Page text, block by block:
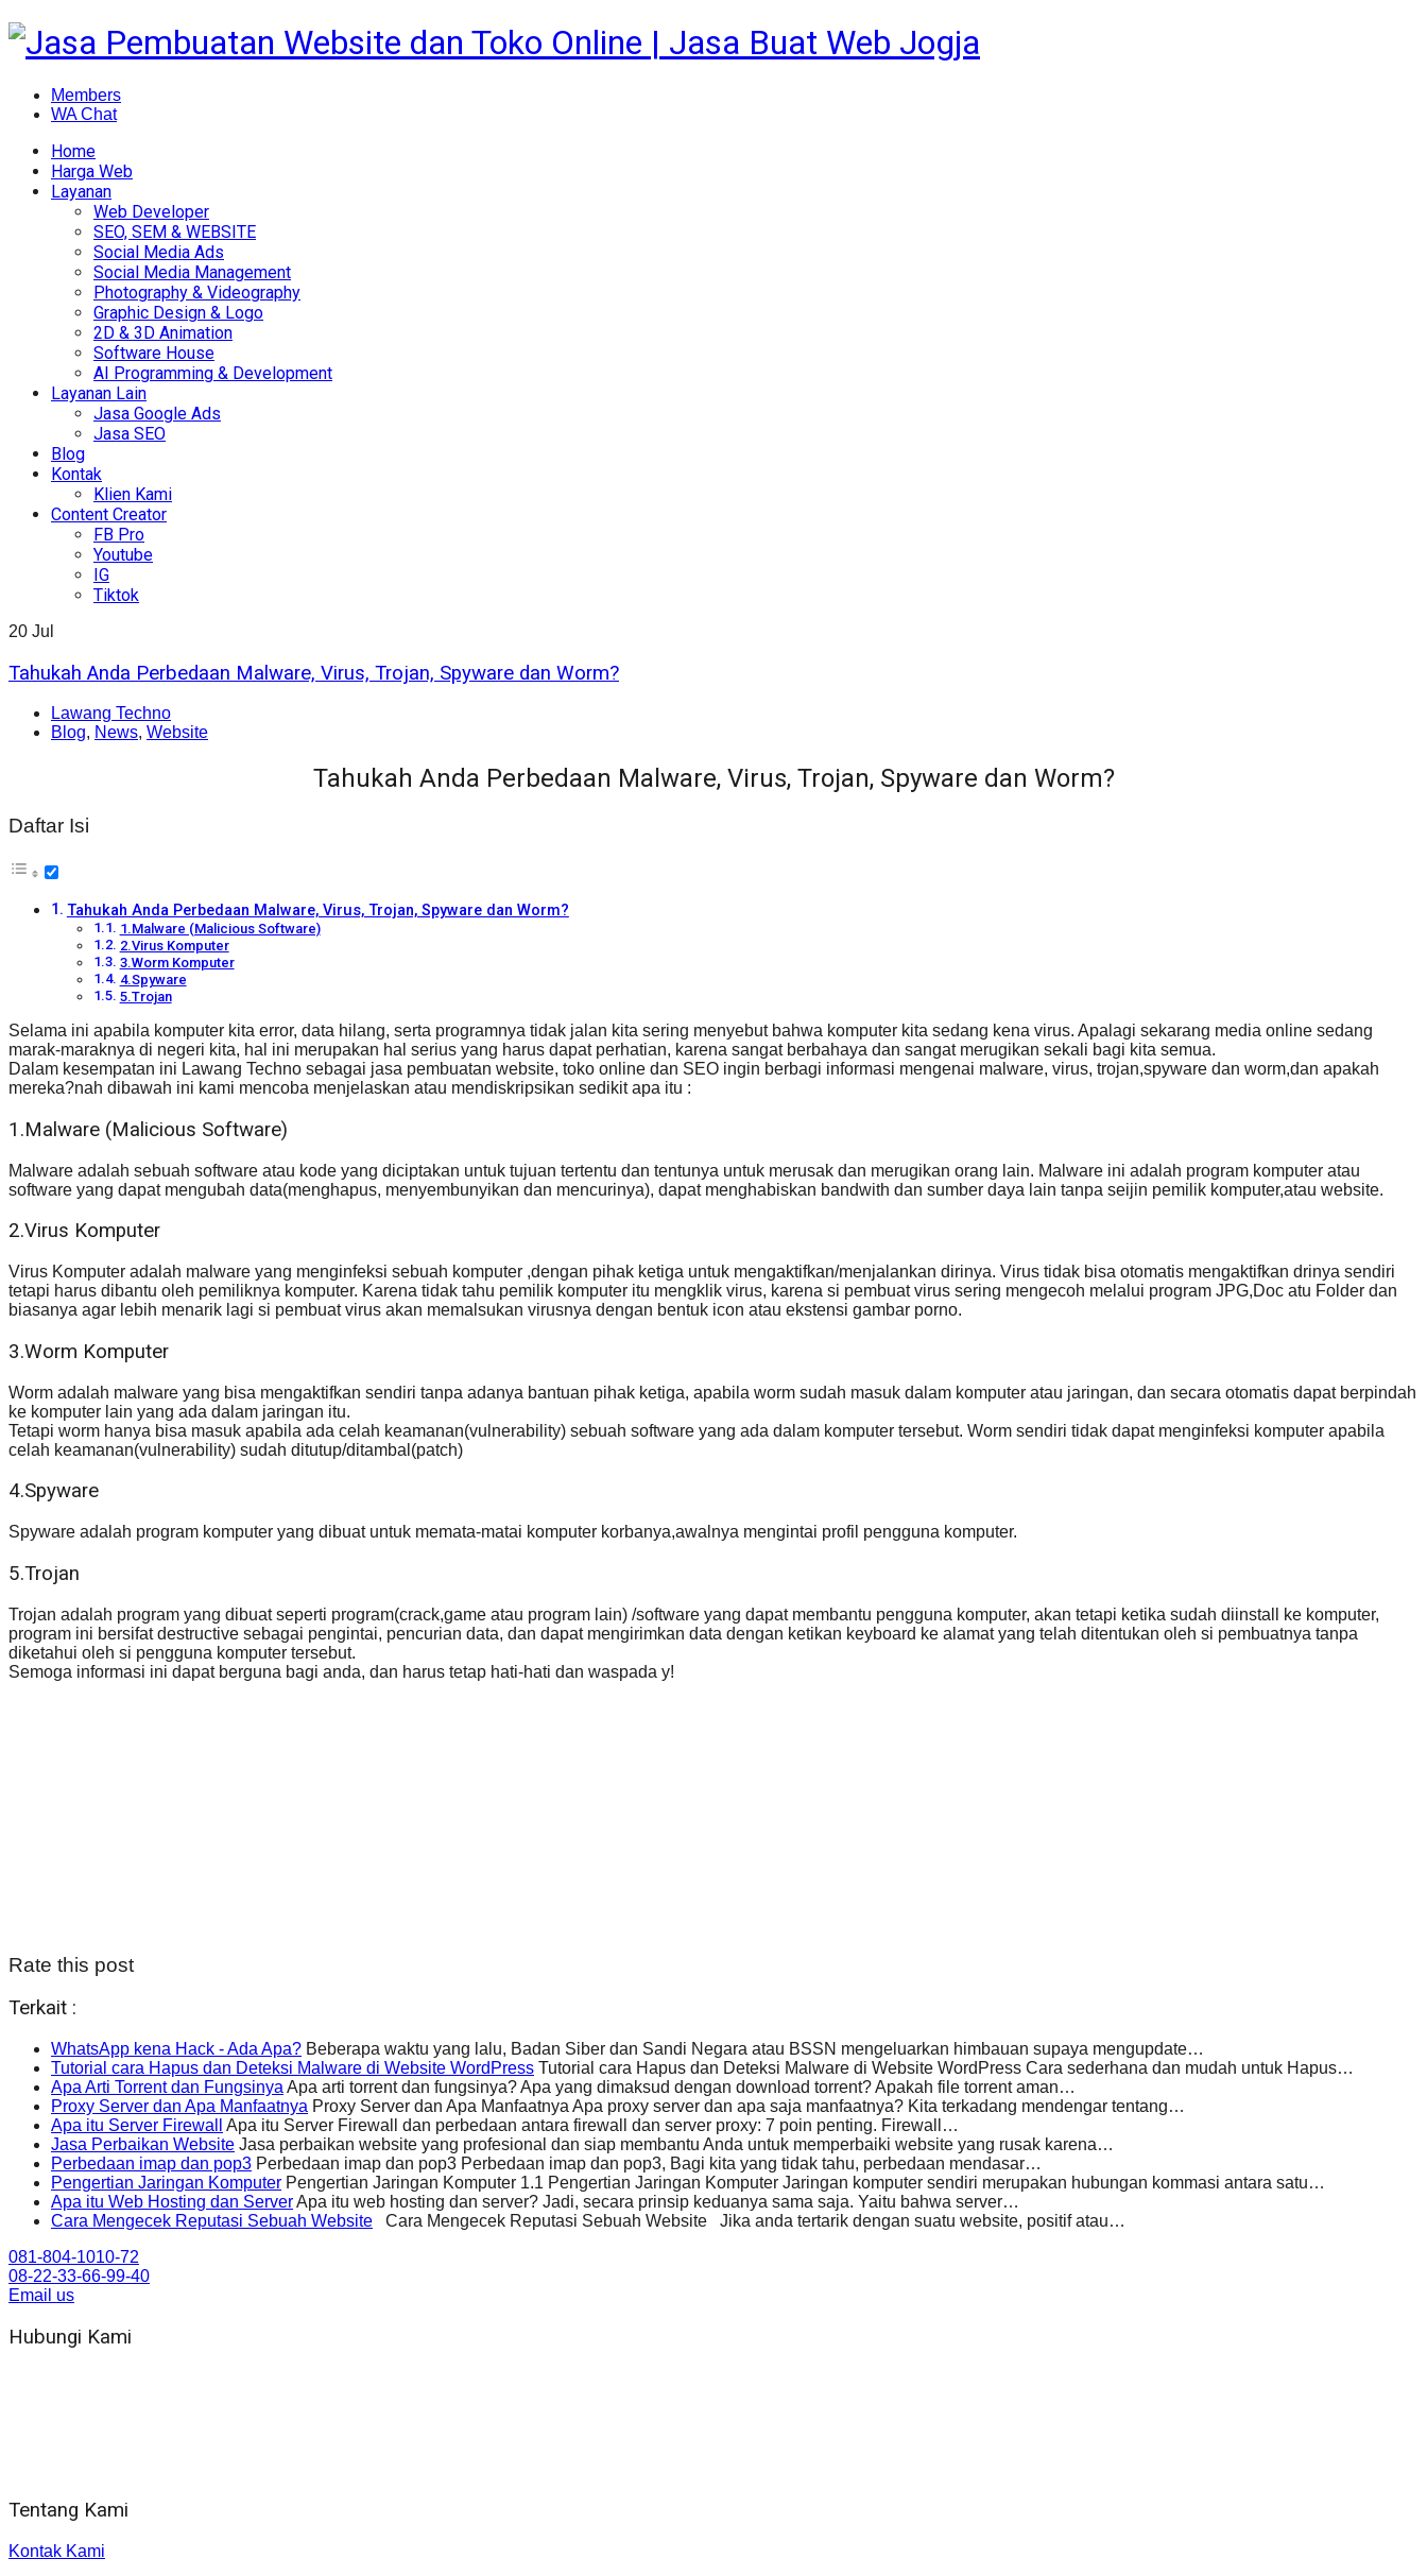
Members
WA Chat
Home
Harga Web
Layanan
Web Developer
SEO, SEM & WEBSITE
Social Media Ads
Social Media Management
Photography & Videography
Graphic Design & Logo
2D & 3D Animation
Software House
AI Programming & Development
Layanan Lain
Jasa Google Ads
Jasa SEO
Blog
Kontak
Klien Kami
Content Creator
FB Pro
Youtube
IG
Tiktok
20 Jul
Tahukah Anda Perbedaan Malware, Virus, Trojan, Spyware dan Worm?
Lawang Techno
Blog, News, Website
Tahukah Anda Perbedaan Malware, Virus, Trojan, Spyware dan Worm?
Daftar Isi
Tahukah Anda Perbedaan Malware, Virus, Trojan, Spyware dan Worm?
1.Malware (Malicious Software)
2.Virus Komputer
3.Worm Komputer
4.Spyware
5.Trojan
Selama ini apabila komputer kita error, data hilang, serta programnya tidak jalan kita sering menyebut bahwa komputer kita sedang kena virus. Apalagi sekarang media online sedang
marak-maraknya di negeri kita, hal ini merupakan hal serius yang harus dapat perhatian, karena sangat berbahaya dan sangat merugikan sekali bagi kita semua.
Dalam kesempatan ini Lawang Techno sebagai jasa pembuatan website, toko online dan SEO ingin berbagi informasi mengenai malware, virus, trojan,spyware dan worm,dan apakah
mereka?nah dibawah ini kami mencoba menjelaskan atau mendiskripsikan sedikit apa itu :
1.Malware (Malicious Software)
Malware adalah sebuah software atau kode yang diciptakan untuk tujuan tertentu dan tentunya untuk merusak dan merugikan orang lain. Malware ini adalah program komputer atau
software yang dapat mengubah data(menghapus, menyembunyikan dan mencurinya), dapat menghabiskan bandwith dan sumber daya lain tanpa seijin pemilik komputer,atau website.
2.Virus Komputer
Virus Komputer adalah malware yang menginfeksi sebuah komputer ,dengan pihak ketiga untuk mengaktifkan/menjalankan dirinya. Virus tidak bisa otomatis mengaktifkan drinya sendiri
tetapi harus dibantu oleh pemiliknya komputer. Karena tidak tahu pemilik komputer itu mengklik virus, karena si pembuat virus sering mengecoh melalui program JPG,Doc atu Folder dan
biasanya agar lebih menarik lagi si pembuat virus akan memalsukan virusnya dengan bentuk icon atau ekstensi gambar porno.
3.Worm Komputer
Worm adalah malware yang bisa mengaktifkan sendiri tanpa adanya bantuan pihak ketiga, apabila worm sudah masuk dalam komputer atau jaringan, dan secara otomatis dapat berpindah
ke komputer lain yang ada dalam jaringan itu.
Tetapi worm hanya bisa masuk apabila ada celah keamanan(vulnerability) sebuah software yang ada dalam komputer tersebut. Worm sendiri tidak dapat menginfeksi komputer apabila
celah keamanan(vulnerability) sudah ditutup/ditambal(patch)
4.Spyware
Spyware adalah program komputer yang dibuat untuk memata-matai komputer korbanya,awalnya mengintai profil pengguna komputer.
5.Trojan
Trojan adalah program yang dibuat seperti program(crack,game atau program lain) /software yang dapat membantu pengguna komputer, akan tetapi ketika sudah diinstall ke komputer,
program ini bersifat destructive sebagai pengintai, pencurian data, dan dapat mengirimkan data dengan ketikan keyboard ke alamat yang telah ditentukan oleh si pembuatnya tanpa
diketahui oleh si pengguna komputer tersebut.
Semoga informasi ini dapat berguna bagi anda, dan harus tetap hati-hati dan waspada y!
Rate this post
Terkait :
WhatsApp kena Hack - Ada Apa? Beberapa waktu yang lalu, Badan Siber dan Sandi Negara atau BSSN mengeluarkan himbauan supaya mengupdate…
Tutorial cara Hapus dan Deteksi Malware di Website WordPress Tutorial cara Hapus dan Deteksi Malware di Website WordPress Cara sederhana dan mudah untuk Hapus…
Apa Arti Torrent dan Fungsinya Apa arti torrent dan fungsinya? Apa yang dimaksud dengan download torrent? Apakah file torrent aman…
Proxy Server dan Apa Manfaatnya Proxy Server dan Apa Manfaatnya Apa proxy server dan apa saja manfaatnya? Kita terkadang mendengar tentang…
Apa itu Server Firewall
Apa itu Server Firewall dan perbedaan antara firewall dan server proxy: 7 poin penting. Firewall…
Jasa Perbaikan Website Jasa perbaikan website yang profesional dan siap membantu Anda untuk memperbaiki website yang rusak karena…
Perbedaan imap dan pop3 Perbedaan imap dan pop3 Perbedaan imap dan pop3, Bagi kita yang tidak tahu, perbedaan mendasar…
Pengertian Jaringan Komputer Pengertian Jaringan Komputer 1.1 Pengertian Jaringan Komputer Jaringan komputer sendiri merupakan hubungan kommasi antara satu…
Apa itu Web Hosting dan ServerApa itu web hosting dan server? Jadi, secara prinsip keduanya sama saja. Yaitu bahwa server…
Cara Mengecek Reputasi Sebuah Website Cara Mengecek Reputasi Sebuah Website Jika anda tertarik dengan suatu website, positif atau…
081-804-1010-72
08-22-33-66-99-40
Email us
Hubungi Kami
Tentang Kami
Kontak Kami